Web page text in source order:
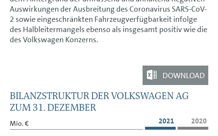
Auswirkungen der Ausbreitung des Coronavirus SARS-CoV-
2 sowie eingeschränkten Fahrzeugverfügbarkeit infolge
des Halbleitermangels ebenso als insgesamt positiv wie die
des Volkswagen Konzerns.
DOWNLOAD
BILANZSTRUKTUR DER VOLKSWAGEN AG
ZUM 31. DEZEMBER
Mio. € 2021 2020